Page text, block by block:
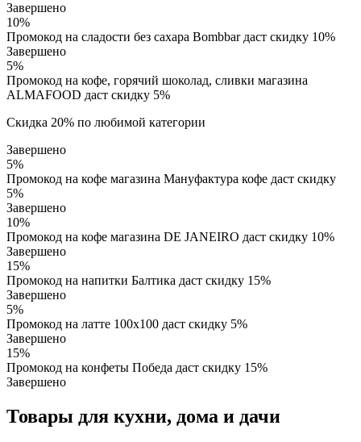
Завершено
10%
Промокод на сладости без сахара Bombbar даст скидку 10%
Завершено
5%
Промокод на кофе, горячий шоколад, сливки магазина
ALMAFOOD даст скидку 5%
Скидка 20% по любимой категории
Завершено
5%
Промокод на кофе магазина Мaнуфактура кофе даст скидку
5%
Завершено
10%
Промокод на кофе магазина DE JANEIRO даст скидку 10%
Завершено
15%
Промокод на напитки Балтика даст скидку 15%
Завершено
5%
Промокод на латте 100х100 даст скидку 5%
Завершено
15%
Промокод на конфеты Победа даст скидку 15%
Завершено
Товары для кухни, дома и дачи